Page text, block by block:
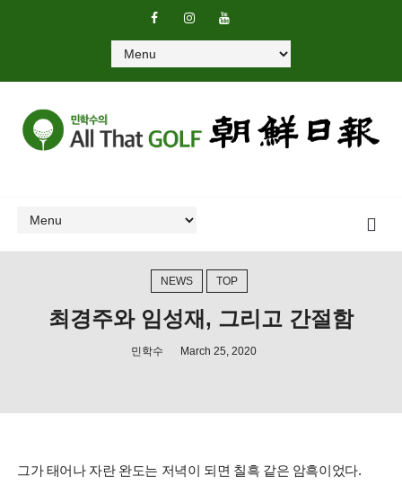
NEWS TOP
최경주와 임성재, 그리고 간절함
민학수 March 25, 2020
그가 태어나 자란 완도는 저녁이 되면 칠흑 같은 암흑이었다.